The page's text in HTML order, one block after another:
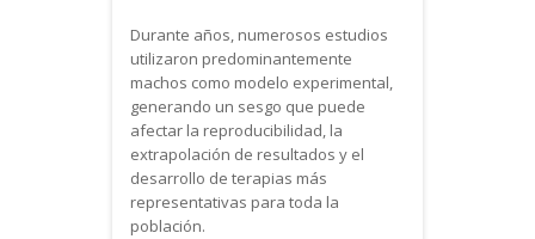
Durante años, numerosos estudios
utilizaron predominantemente
machos como modelo experimental,
generando un sesgo que puede
afectar la reproducibilidad, la
extrapolación de resultados y el
desarrollo de terapias más
representativas para toda la
población.